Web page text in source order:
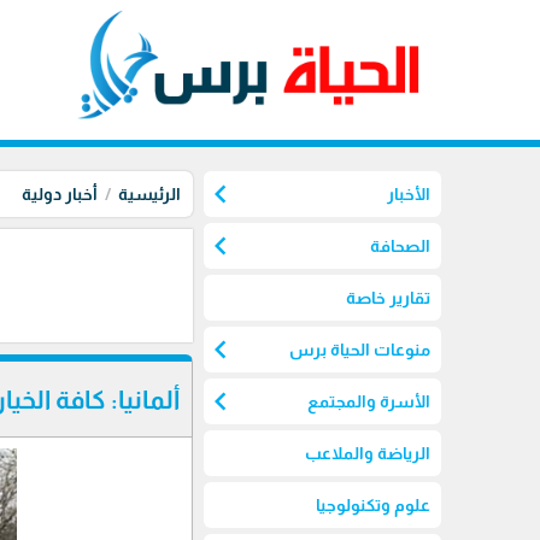
الأخبار chevron_left
الصحافة chevron_left
تقارير خاصة
منوعات الحياة برس chevron_left
الأسرة والمجتمع chevron_left
الرياضة والملاعب
علوم وتكنولوجيا
الرئيسية أخبار دولية
ألمانيا: كافة